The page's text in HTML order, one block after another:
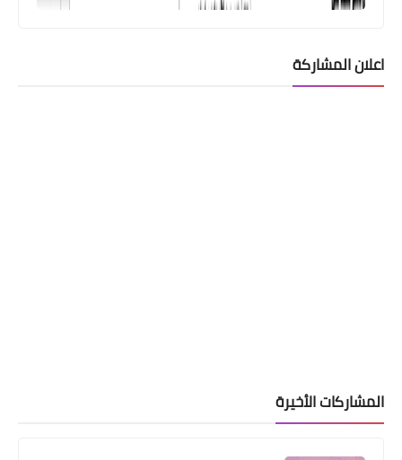
اسماء نقل النفوس وتغيير اسم ولقب
الوجبة 45
اعلان المشاركة
المشاركات الأخيرة